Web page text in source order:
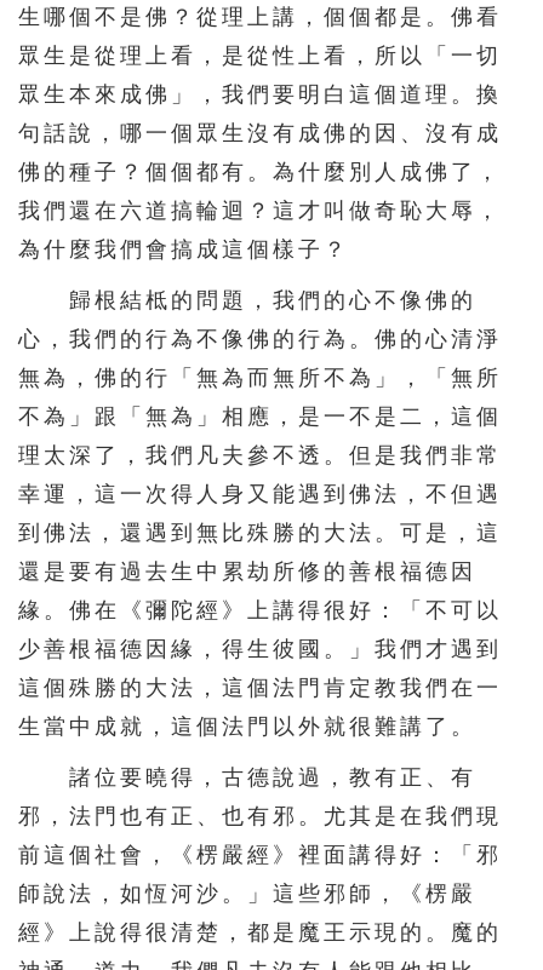
生哪個不是佛？從理上講，個個都是。佛看
眾生是從理上看，是從性上看，所以「一切
眾生本來成佛」，我們要明白這個道理。換
句話說，哪一個眾生沒有成佛的因、沒有成
佛的種子？個個都有。為什麼別人成佛了，
我們還在六道搞輪迴？這才叫做奇恥大辱，
為什麼我們會搞成這個樣子？
歸根結柢的問題，我們的心不像佛的
心，我們的行為不像佛的行為。佛的心清淨
無為，佛的行「無為而無所不為」，「無所
不為」跟「無為」相應，是一不是二，這個
理太深了，我們凡夫參不透。但是我們非常
幸運，這一次得人身又能遇到佛法，不但遇
到佛法，還遇到無比殊勝的大法。可是，這
還是要有過去生中累劫所修的善根福德因
緣。佛在《彌陀經》上講得很好：「不可以
少善根福德因緣，得生彼國。」我們才遇到
這個殊勝的大法，這個法門肯定教我們在一
生當中成就，這個法門以外就很難講了。
諸位要曉得，古德說過，教有正、有
邪，法門也有正、也有邪。尤其是在我們現
前這個社會，《楞嚴經》裡面講得好：「邪
師說法，如恆河沙。」這些邪師，《楞嚴
經》上說得很清楚，都是魔王示現的。魔的